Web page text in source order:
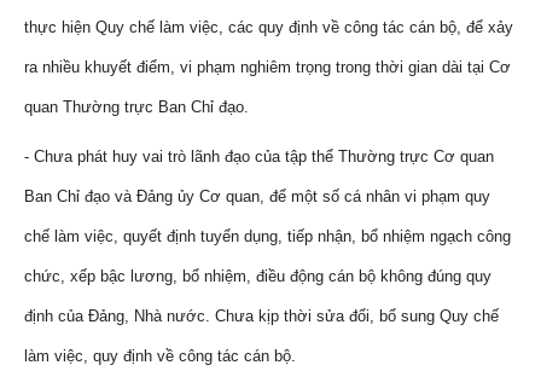
thực hiện Quy chế làm việc, các quy định về công tác cán bộ, để xảy
ra nhiều khuyết điểm, vi phạm nghiêm trọng trong thời gian dài tại Cơ
quan Thường trực Ban Chỉ đạo.
- Chưa phát huy vai trò lãnh đạo của tập thể Thường trực Cơ quan
Ban Chỉ đạo và Đảng ủy Cơ quan, để một số cá nhân vi phạm quy
chế làm việc, quyết định tuyển dụng, tiếp nhận, bổ nhiệm ngạch công
chức, xếp bậc lương, bổ nhiệm, điều động cán bộ không đúng quy
định của Đảng, Nhà nước. Chưa kịp thời sửa đổi, bổ sung Quy chế
làm việc, quy định về công tác cán bộ.